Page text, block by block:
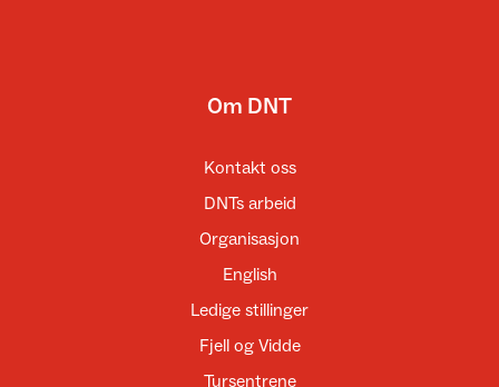
Om DNT
Kontakt oss
DNTs arbeid
Organisasjon
English
Ledige stillinger
Fjell og Vidde
Tursentrene